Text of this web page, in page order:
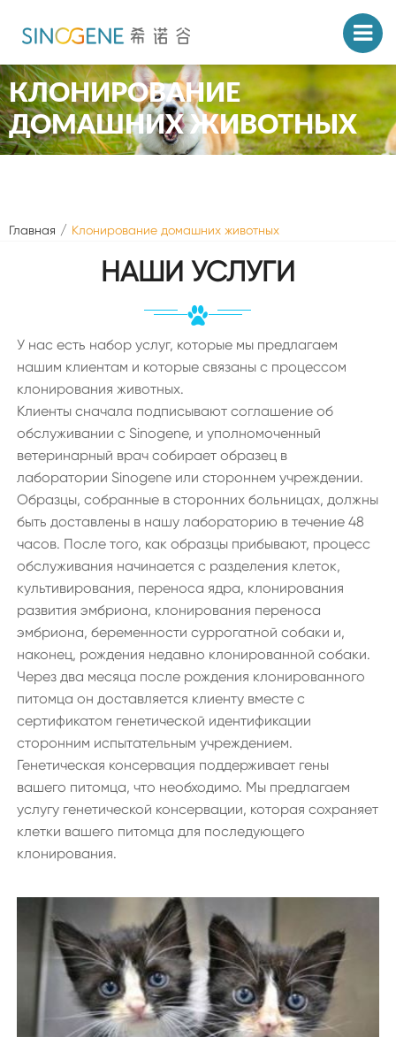
КЛОНИРОВАНИЕ
ДОМАШНИХ ЖИВОТНЫХ
Главная Клонирование домашних животных
НАШИ УСЛУГИ
У нас есть набор услуг, которые мы предлагаем
нашим клиентам и которые связаны с процессом
клонирования животных.
Клиенты сначала подписывают соглашение об
обслуживании с Sinogene, и уполномоченный
ветеринарный врач собирает образец в
лаборатории Sinogene или стороннем учреждении.
Образцы, собранные в сторонних больницах, должны
быть доставлены в нашу лабораторию в течение 48
часов. После того, как образцы прибывают, процесс
обслуживания начинается с разделения клеток,
культивирования, переноса ядра, клонирования
развития эмбриона, клонирования переноса
эмбриона, беременности суррогатной собаки и,
наконец, рождения недавно клонированной собаки.
Через два месяца после рождения клонированного
питомца он доставляется клиенту вместе с
сертификатом генетической идентификации
сторонним испытательным учреждением.
Генетическая консервация поддерживает гены
вашего питомца, что необходимо. Мы предлагаем
услугу генетической консервации, которая сохраняет
клетки вашего питомца для последующего
клонирования.